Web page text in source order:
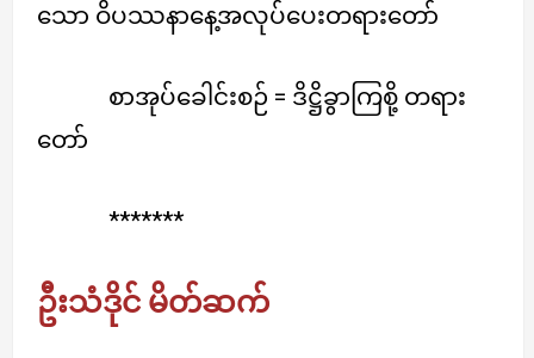
သော ဝိပဿနာနေ့အလုပ်ပေးတရားတော်
စာအုပ်ခေါင်းစဉ် = ဒိဋ္ဌိခွာကြစို့ တရား
တော်
*******
ဦးသံဒိုင် မိတ်ဆက်